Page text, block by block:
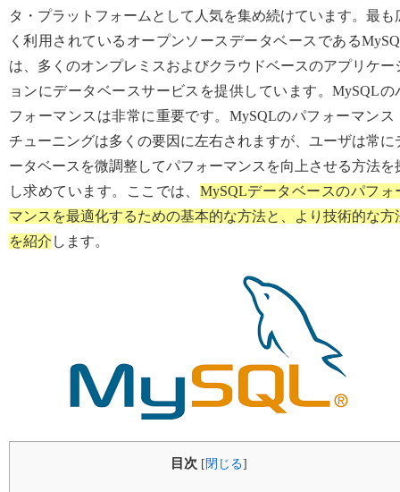
タ・プラットフォームとして人気を集め続けています。最も
く利用されているオープンソースデータベースである
は、多くのオンプレミスおよびクラウドベースのアプリケー
ョンにデータベースサービスを提供しています。MySQLの
フォーマンスは非常に重要です。MySQLのパフォーマンス
チューニングは多くの要因に左右されますが、ユーザは常に
ータベースを微調整してパフォーマンスを向上させる方法を
し求めています。ここでは、 MySQLデータベースのパフォ
マンスを最適化するための基本的な方法と、より技術的な方
を紹介 します。
目次 [閉じる]